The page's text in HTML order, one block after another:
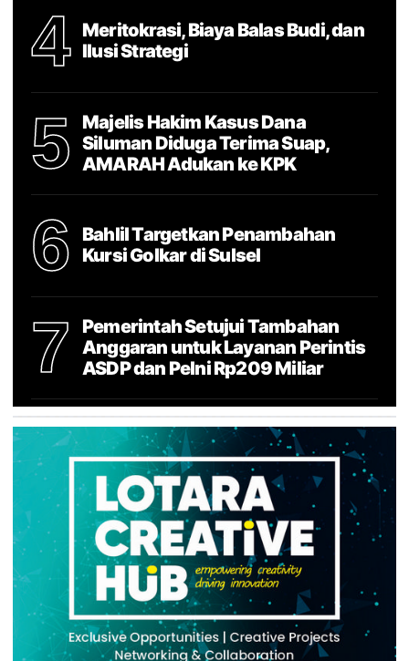
4
Meritokrasi, Biaya Balas Budi, dan
Ilusi Strategi
5
Majelis Hakim Kasus Dana
Siluman Diduga Terima Suap,
AMARAH Adukan ke KPK
6
Bahlil Targetkan Penambahan
Kursi Golkar di Sulsel
7
Pemerintah Setujui Tambahan
Anggaran untuk Layanan Perintis
ASDP dan Pelni Rp209 Miliar